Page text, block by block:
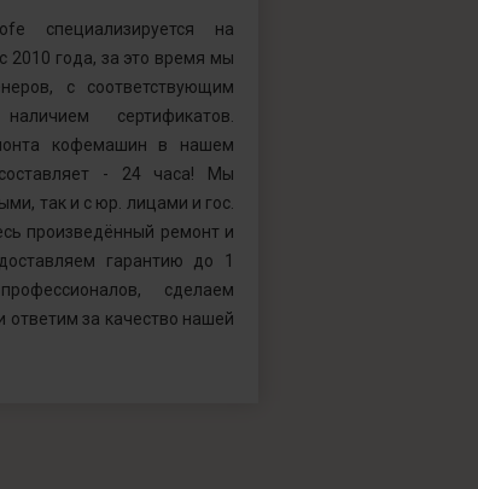
специализируется на
2010 года, за это время мы
с соответствующим
сертификатов.
кофемашин в нашем
- 24 часа! Мы
так и с юр. лицами и гос.
произведённый ремонт и
гарантию до 1
сделаем
ответим за качество нашей